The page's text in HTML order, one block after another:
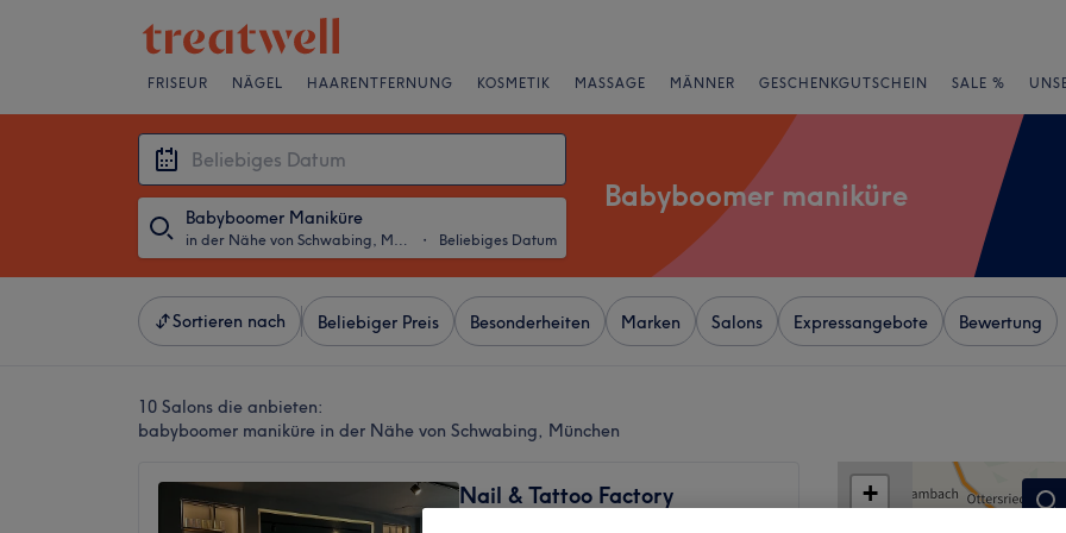
FRISEUR NÄGEL HAARENTFERNUNG KOSMETIK MASSAGE MÄNNER GESCHENKGUTSCHEIN SALE %
Babyboomer Maniküre
in der Nähe von Schwabing, München ・ Beliebiges Datum
Babyboomer maniküre
Sortieren nach Beliebiger Preis Besonderheiten Marken Salons Expressangebote Bewertung
10 Salons die anbieten:
babyboomer maniküre in der Nähe von Schwabing, München
Nail & Tattoo Factory
+